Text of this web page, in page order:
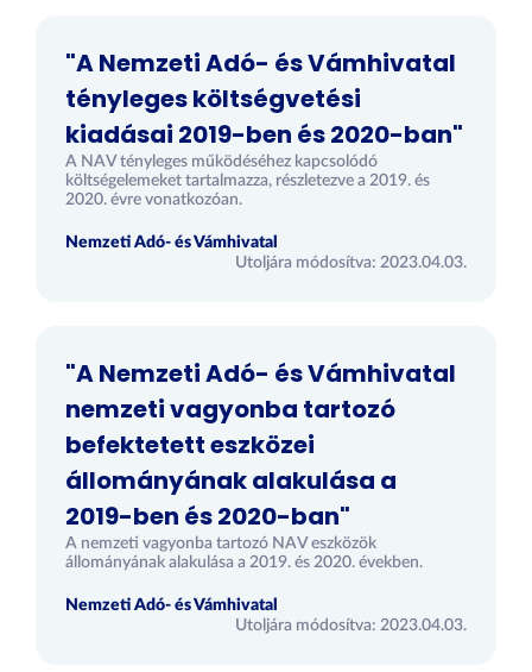
"A Nemzeti Adó- és Vámhivatal
tényleges költségvetési
kiadásai 2019-ben és 2020-ban"
A NAV tényleges működéséhez kapcsolódó
költségelemeket tartalmazza, részletezve a 2019. és
2020. évre vonatkozóan.
Nemzeti Adó- és Vámhivatal
Utoljára módosítva: 2023.04.03.
"A Nemzeti Adó- és Vámhivatal
nemzeti vagyonba tartozó
befektetett eszközei
állományának alakulása a
2019-ben és 2020-ban"
A nemzeti vagyonba tartozó NAV eszközök
állományának alakulása a 2019. és 2020. években.
Nemzeti Adó- és Vámhivatal
Utoljára módosítva: 2023.04.03.